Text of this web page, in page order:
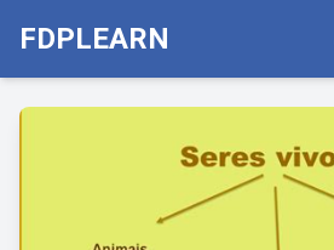
FDPLEARN